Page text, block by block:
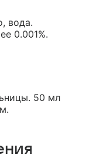
вода.
0.001%.
50 мл